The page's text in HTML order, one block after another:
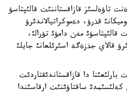
تاؤةلسئز قازاقستاننئث قالئپتاسؤ
قذرؤ، دةموكراتيالاندئرؤ
قالئپتاسؤئ مةن دامؤئ تؤرالئ،
قالاي جذزةگة اسئرئلعانئ جايلئ
بارلئعئنا دا قازاقستاندئقتاردئث
ساقتاؤئنئث ارقاسئندا